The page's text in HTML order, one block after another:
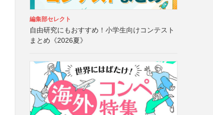
編集部セレクト
自由研究にもおすすめ！小学生向けコンテスト
まとめ《2026夏》